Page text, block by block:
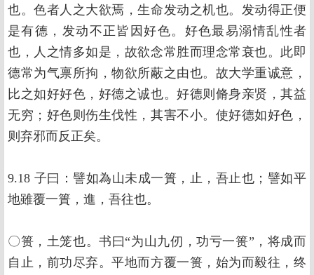
也。色者人之大欲焉，生命发动之机也。发动得正便
是有德，发动不正皆因好色。好色最易溺情乱性者
也，人之情多如是，故欲念常胜而理念常衰也。此即
德常为气禀所拘，物欲所蔽之由也。故大学重诚意，
比之如好好色，好德之诚也。好德则脩身亲贤，其益
无穷；好色则伤生伐性，其害不小。使好德如好色，
则弃邪而反正矣。
9.18 子曰：譬如為山未成一簣，止，吾止也；譬如平
地雖覆一簣，進，吾往也。
〇篑，土笼也。书曰“为山九仞，功亏一篑”，将成而
自止，前功尽弃。平地而方覆一篑，始为而毅往，终